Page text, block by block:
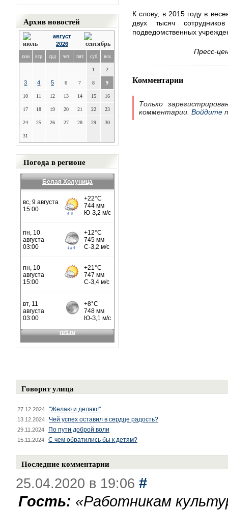
Архив новостей
август
2026
пон втр срд чет пят суб вск
1 2
3 4 5 6 7 8 9
10 11 12 13 14 15 16
17 18 19 20 21 22 23
24 25 26 27 28 29 30
31
Погода в регионе
Белая Холуница
К слову, в 2015 году в
двух тысяч
подведомственных
Пресс-
Комментарии
Только
комментарии. Войдите
Говорит улица
27.12.2024 "Желаю и делаю!"
13.12.2024 Чей успех оставил в сердце радость?
29.11.2024 По пути доброй воли
15.11.2024 С чем обратились бы к детям?
Последние комментарии
25.04.2020 в 19:06 #
Гость: «Работникам